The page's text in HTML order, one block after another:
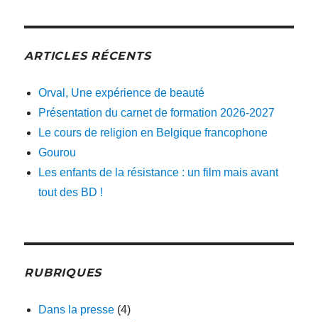
ARTICLES RÉCENTS
Orval, Une expérience de beauté
Présentation du carnet de formation 2026-2027
Le cours de religion en Belgique francophone
Gourou
Les enfants de la résistance : un film mais avant
tout des BD !
RUBRIQUES
Dans la presse (4)